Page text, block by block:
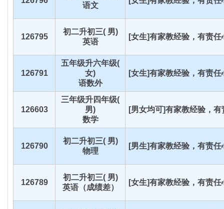
语文
126795
初二升初三( 男)
英语
[女生]有家教经验，有责任
126791
五年级升六年级(
女)
语数外
[女生]有家教经验，有责任
126603
三年级升四年级(
男)
数学
[男女均可]有家教经验，
126790
初二升初三( 男)
物理
[男生]有家教经验，有责任
126789
初二升初三( 男)
英语（成绩差）
[女生]有家教经验，有责任